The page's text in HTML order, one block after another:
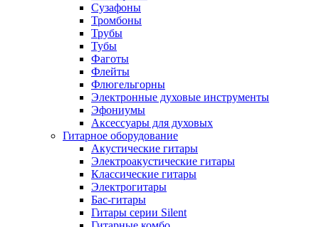
Сузафоны
Тромбоны
Трубы
Тубы
Фаготы
Флейты
Флюгельгорны
Электронные духовые инструменты
Эфониумы
Аксессуары для духовых
Гитарное оборудование
Акустические гитары
Электроакустические гитары
Классические гитары
Электрогитары
Бас-гитары
Гитары серии Silent